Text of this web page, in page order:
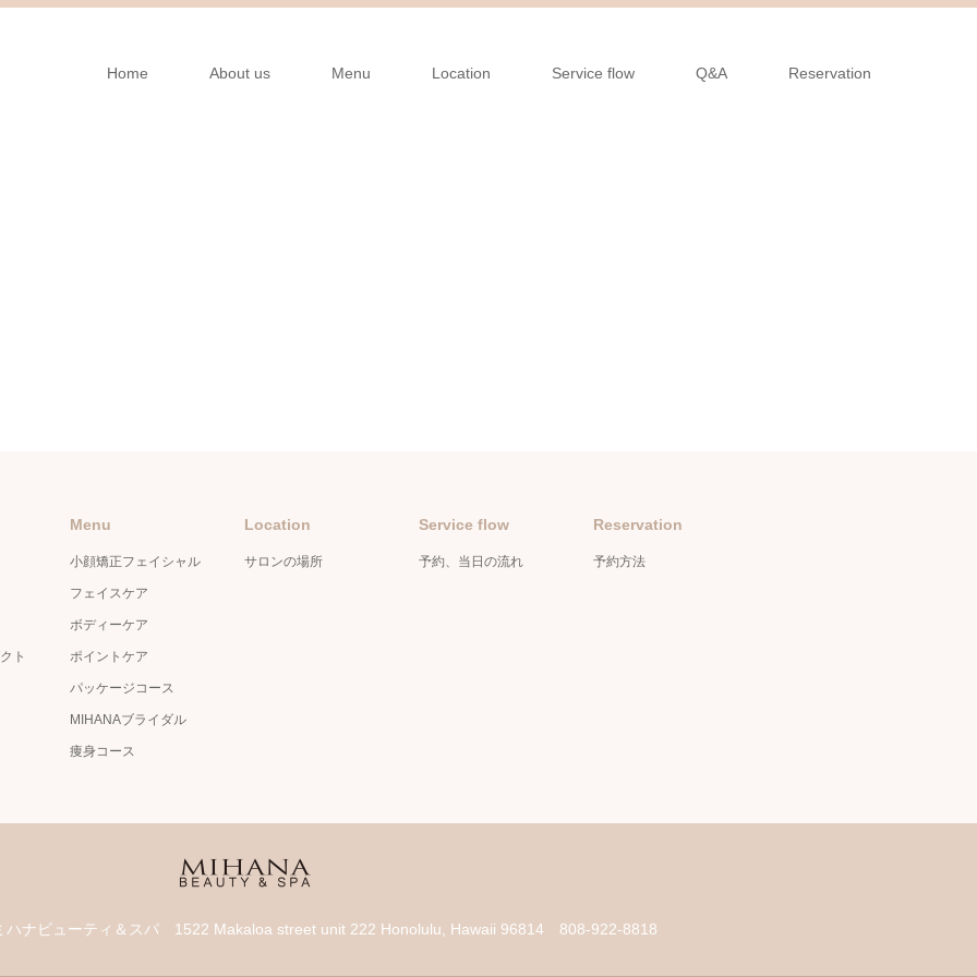
Home About us Menu Location Service flow Q&A Reservation
ト
Menu
小顔矯正フェイシャル
フェイスケア
ボディーケア
ポイントケア
パッケージコース
MIHANAブライダル
痩身コース
Location
サロンの場所
Service flow
予約、当日の流れ
Reservation
予約方法
ハナビューティ＆スパ 1522 Makaloa street unit 222 Honolulu, Hawaii 96814 808-922-8818